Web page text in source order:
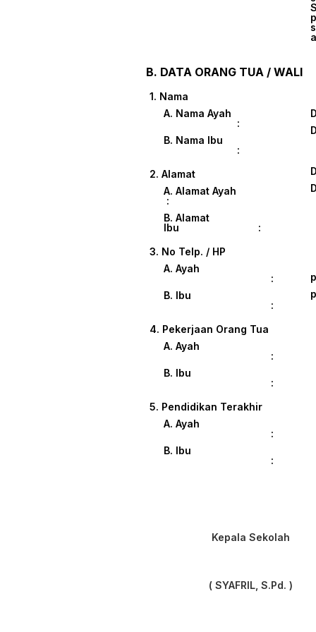
B. DATA ORANG TUA / WALI
1. Nama
A. Nama Ayah
:
B. Nama Ibu
:
2. Alamat
A. Alamat Ayah
:
B. Alamat
Ibu :
3. No Telp. / HP
A. Ayah
:
B. Ibu
:
4. Pekerjaan Orang Tua
A. Ayah
:
B. Ibu
:
5. Pendidikan Terakhir
A. Ayah
:
B. Ibu
:
Kepala Sekolah
( SYAFRIL, S.Pd. )